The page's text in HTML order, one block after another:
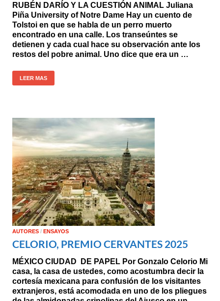
RUBÉN DARÍO Y LA CUESTIÓN ANIMAL Juliana
Piña University of Notre Dame Hay un cuento de
Tolstoi en que se habla de un perro muerto
encontrado en una calle. Los transeúntes se
detienen y cada cual hace su observación ante los
restos del pobre animal. Uno dice que era un …
LEER MAS
AUTORES / ENSAYOS
CELORIO, PREMIO CERVANTES 2025
MÉXICO CIUDAD DE PAPEL Por Gonzalo Celorio Mi
casa, la casa de ustedes, como acostumbra decir la
cortesía mexicana para confusión de los visitantes
extranjeros, está acomodada en uno de los pliegues